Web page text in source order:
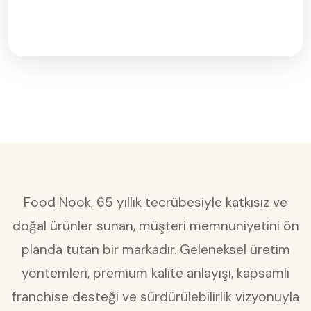
Food Nook, 65 yıllık tecrübesiyle katkısız ve
doğal ürünler sunan, müşteri memnuniyetini ön
planda tutan bir markadır. Geleneksel üretim
yöntemleri, premium kalite anlayışı, kapsamlı
franchise desteği ve sürdürülebilirlik vizyonuyla